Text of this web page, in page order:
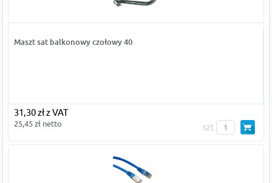
Maszt sat balkonowy czołowy 40
31,30 zł z VAT
25,45 zł netto szt